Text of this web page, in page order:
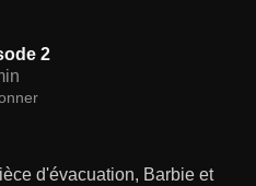
2
d'évacuation, Barbie et